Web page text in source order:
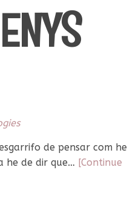
de pensar com he
he de dir que… [Continue